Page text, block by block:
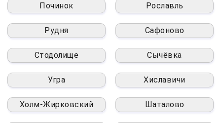
Починок Рославль
Рудня Сафоново
Стодолище Сычёвка
Угра Хиславичи
Холм-Жирковский Шаталово